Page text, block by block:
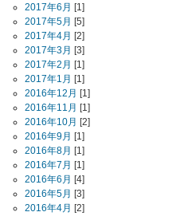
2017年6月 [1]
2017年5月 [5]
2017年4月 [2]
2017年3月 [3]
2017年2月 [1]
2017年1月 [1]
2016年12月 [1]
2016年11月 [1]
2016年10月 [2]
2016年9月 [1]
2016年8月 [1]
2016年7月 [1]
2016年6月 [4]
2016年5月 [3]
2016年4月 [2]